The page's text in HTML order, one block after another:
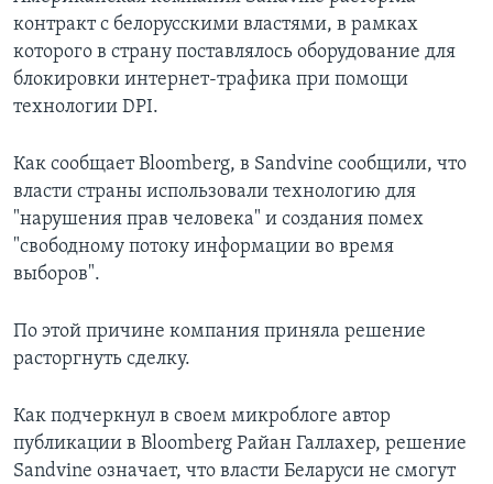
контракт с белорусскими властями, в рамках
которого в страну поставлялось оборудование для
блокировки интернет-трафика при помощи
технологии DPI.
Как сообщает Bloomberg, в Sandvine сообщили, что
власти страны использовали технологию для
"нарушения прав человека" и создания помех
"свободному потоку информации во время
выборов".
По этой причине компания приняла решение
расторгнуть сделку.
Как подчеркнул в своем микроблоге автор
публикации в Bloomberg Райан Галлахер, решение
Sandvine означает, что власти Белaруси не смогут